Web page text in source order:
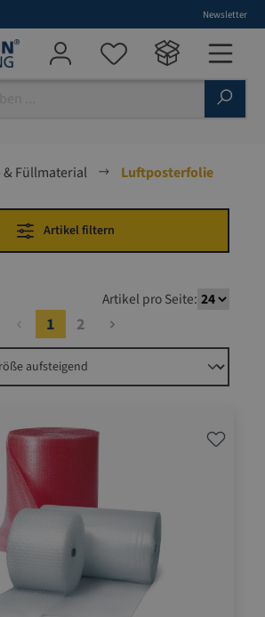
Newsletter
& Füllmaterial Luftposterfolie
Artikel filtern
Artikel pro Seite:
1
2